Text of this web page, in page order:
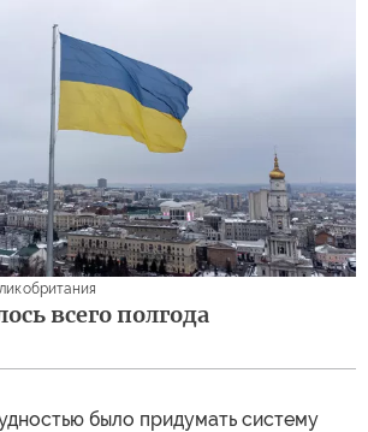
всего полгода
было придумать систему